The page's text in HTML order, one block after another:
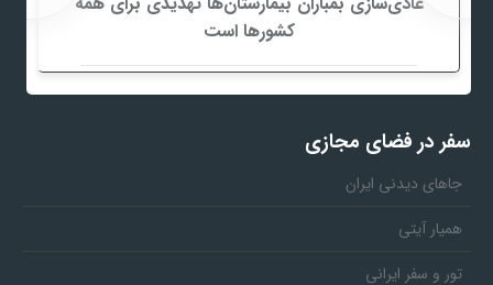
کشورها است
سفر در فضای مجازی
جاهای دیدنی ایران
همیار آیتی
تور و سفر ایرانی